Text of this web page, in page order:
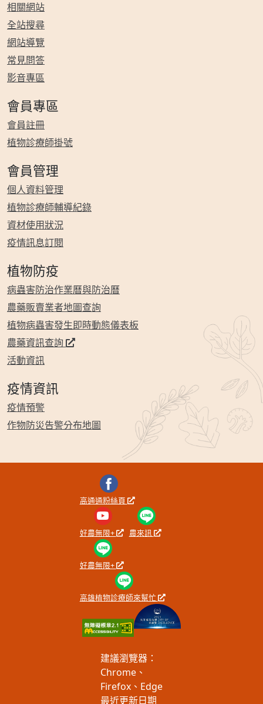
相關網站
全站搜尋
網站導覽
常見問答
影音專區
會員專區
會員註冊
植物診療師掛號
會員管理
個人資料管理
植物診療師輔導紀錄
資材使用狀況
疫情訊息訂閱
植物防疫
病蟲害防治作業曆與防治曆
農藥販賣業者地圖查詢
植物病蟲害發生即時動態儀表板
農藥資訊查詢
活動資訊
疫情資訊
疫情預警
作物防災告警分布地圖
高通通粉絲頁
好農無限+ 農來訊
好農無限+
高雄植物診療師來幫忙
建議瀏覽器：
Chrome、
Firefox、Edge
最近更新日期